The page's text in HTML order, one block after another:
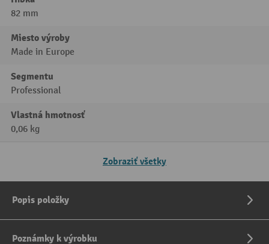
82 mm
Miesto výroby
Made in Europe
Segmentu
Professional
Vlastná hmotnosť
0,06 kg
Zobraziť všetky
Popis položky
Poznámky k výrobku